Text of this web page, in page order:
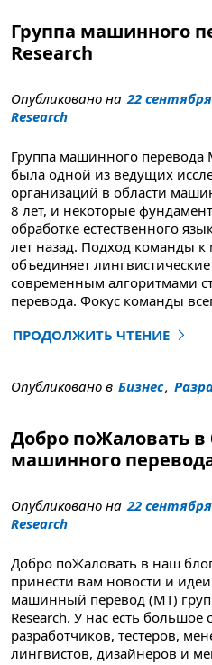
Группа машинного
Research
Опубликовано на 22 сентября
Research
Группа машинного перевода
была одной из ведущих
организаций в области
8 лет, и некоторые
обработке естественного
лет назад. Подход команды
объединяет
современным алгоритмами
перевода. Фокус команды
ПРОДОЛЖИТЬ ЧТЕНИЕ
"Группа машинного
Опубликовано в Бизнес,
Добро поЖаловать
машинного
Опубликовано на 22 сентября
Research
Добро поЖаловать в наш
принести вам новости и
машинный перевод (MT)
Research. У нас есть большое
разработчиков, тестеров,
лингвистов, дизайнеров и